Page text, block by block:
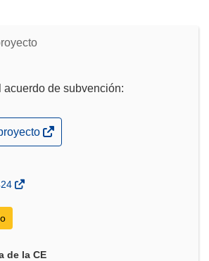
acuerdo de subvención:
de la CE